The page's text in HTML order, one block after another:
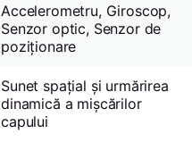
Accelerometru, Giroscop,
Senzor optic, Senzor de
poziționare
Sunet spațial și urmărirea
dinamică a mișcărilor
capului